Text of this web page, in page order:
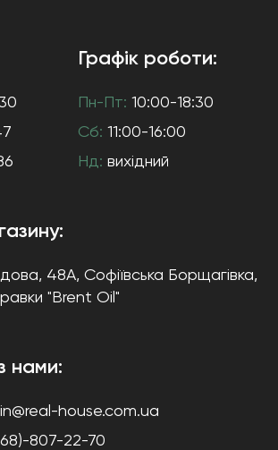
Графік роботи:
Пн-Пт: 10:00-18:30
Сб: 11:00-16:00
Нд: вихідний
48А, Софіївська Борщагівка,
"Brent Oil"
нами:
house.com.ua
807-22-70